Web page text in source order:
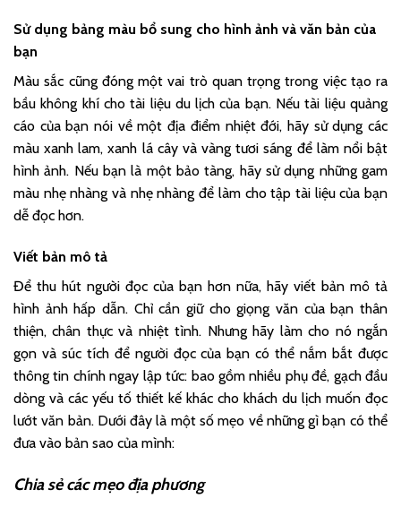
Sử dụng bảng màu bổ sung cho hình ảnh và văn bản của
bạn
Màu sắc cũng đóng một vai trò quan trọng trong việc tạo ra
bầu không khí cho tài liệu du lịch của bạn. Nếu tài liệu quảng
cáo của bạn nói về một địa điểm nhiệt đới, hãy sử dụng các
màu xanh lam, xanh lá cây và vàng tươi sáng để làm nổi bật
hình ảnh. Nếu bạn là một bảo tàng, hãy sử dụng những gam
màu nhẹ nhàng và nhẹ nhàng để làm cho tập tài liệu của bạn
dễ đọc hơn.
Viết bản mô tả
Để thu hút người đọc của bạn hơn nữa, hãy viết bản mô tả
hình ảnh hấp dẫn. Chỉ cần giữ cho giọng văn của bạn thân
thiện, chân thực và nhiệt tình. Nhưng hãy làm cho nó ngắn
gọn và súc tích để người đọc của bạn có thể nắm bắt được
thông tin chính ngay lập tức: bao gồm nhiều phụ đề, gạch đầu
dòng và các yếu tố thiết kế khác cho khách du lịch muốn đọc
lướt văn bản. Dưới đây là một số mẹo về những gì bạn có thể
đưa vào bản sao của mình:
Chia sẻ các mẹo địa phương